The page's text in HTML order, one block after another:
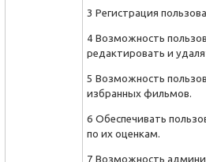
3 Регистрация
4 Возможность
редактировать и
5 Возможность
избранных фильмов.
6 Обеспечивать
по их оценкам.
7 Возможность